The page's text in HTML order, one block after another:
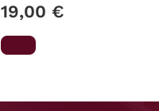
19,00 €